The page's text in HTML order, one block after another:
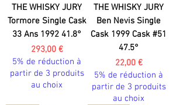
THE WHISKY JURY
Tormore Single Cask
33 Ans 1992 41.8°
Prix
293,00 €
5% de réduction à
partir de 3 produits
au choix
THE WHISKY JURY
Ben Nevis Single
Cask 1999 Cask #51
47.5°
Prix
22,00 €
5% de réduction à
partir de 3 produits
au choix